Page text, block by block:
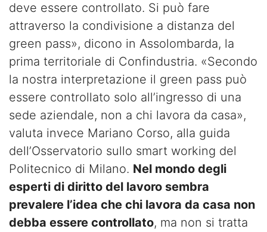
deve essere controllato. Si può fare
attraverso la condivisione a distanza del
green pass», dicono in Assolombarda, la
prima territoriale di Confindustria. «Secondo
la nostra interpretazione il green pass può
essere controllato solo all’ingresso di una
sede aziendale, non a chi lavora da casa»,
valuta invece Mariano Corso, alla guida
dell’Osservatorio sullo smart working del
Politecnico di Milano. Nel mondo degli
esperti di diritto del lavoro sembra
prevalere l’idea che chi lavora da casa non
debba essere controllato, ma non si tratta